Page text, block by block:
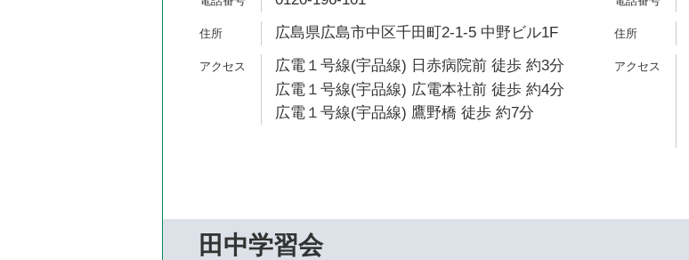
広島県広島市中区千田町2-1-5 中野ビル1F
広電１号線(宇品線) 日赤病院前 徒歩 約3分
広電１号線(宇品線) 広電本社前 徒歩 約4分
広電１号線(宇品線) 鷹野橋 徒歩 約7分
田中学習会